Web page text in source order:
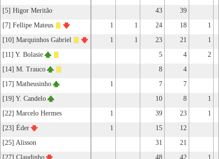
[5] Higor Meritão 43
39
[7] Fellipe Mateus
1 1 24 18
1
[10] Marquinhos Gabriel
1 1 23 21
1
[11] Y. Bolasie
5 4
2
[14] M. Trauco
8
4
[17] Matheusinho
1 7
7
[19] Y. Candelo
10 8
1
[22] Marcelo Hermes
1 39 23
1
[23] Éder
1 15
12
[25] Alisson
31
21
[27] Claudinho
48 42
1